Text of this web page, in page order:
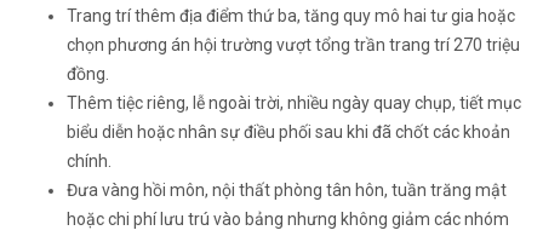
Trang trí thêm địa điểm thứ ba, tăng quy mô hai tư gia hoặc
chọn phương án hội trường vượt tổng trần trang trí 270 triệu
đồng.
Thêm tiệc riêng, lễ ngoài trời, nhiều ngày quay chụp, tiết mục
biểu diễn hoặc nhân sự điều phối sau khi đã chốt các khoản
chính.
Đưa vàng hồi môn, nội thất phòng tân hôn, tuần trăng mật
hoặc chi phí lưu trú vào bảng nhưng không giảm các nhóm